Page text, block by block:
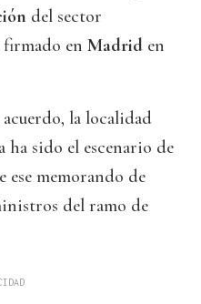
del sector
en Madrid en
la localidad
ha sido el escenario de
memorando de
del ramo de